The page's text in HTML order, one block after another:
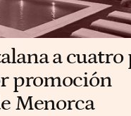
a cuatro
promoción
Menorca